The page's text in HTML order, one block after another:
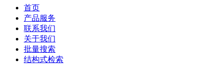
首页
产品服务
联系我们
关于我们
批量搜索
结构式检索